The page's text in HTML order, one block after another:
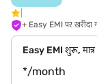
+ Easy EMI पर खरीदा
Easy EMI शुरू, मात्र
*/month